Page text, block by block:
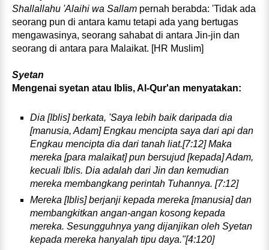
Shallallahu 'Alaihi wa Sallam pernah berabda: 'Tidak ada
seorang pun di antara kamu tetapi ada yang bertugas
mengawasinya, seorang sahabat di antara Jin‑jin dan
seorang di antara para Malaikat. [HR Muslim]
Syetan
Mengenai syetan atau Iblis, Al‑Qur'an menyatakan:
Dia [Iblis] berkata, 'Saya lebih baik daripada dia
[manusia, Adam] Engkau mencipta saya dari api dan
Engkau men­cipta dia dari tanah liat.[7:12] Maka
mereka [para malaikat] pun bersujud [kepada] Adam,
kecuali Iblis. Dia adalah dari Jin dan kemudian
mereka membangkang perintah Tuhannya. [7:12]
Mereka [Iblis] berjanji kepada mereka [manusia] dan
mem­bangkitkan angan‑angan kosong kepada
mereka. Sesung­guhnya yang dijanjikan oleh Syetan
kepada mereka hanyalah tipu daya."[4:120]